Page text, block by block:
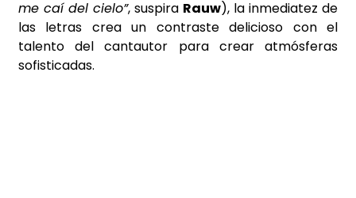
me caí del cielo”, suspira Rauw), la inmediatez de
las letras crea un contraste delicioso con el
talento del cantautor para crear atmósferas
sofisticadas.